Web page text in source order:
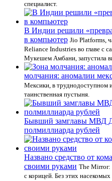
специалист.
В Индии решили
в компьютер Jio Platforms,
Reliance Industries во главе с
Мукешем Амбани, запустила
молчания: аномалии
Мексики, в труднодоступном
таинственная пустыня.
Бывший замглавы МВД
полмиллиарда рублей
Названо средство от
своими руками The Mirror:
с корицей. Без этих